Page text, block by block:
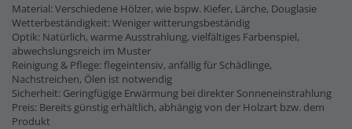
Material: Verschiedene Hölzer, wie bspw. Kiefer, Lärche, Douglasie
Wetterbeständigkeit: Weniger witterungsbeständig
Optik: Natürlich, warme Ausstrahlung, vielfältiges Farbenspiel,
abwechslungsreich im Muster
Reinigung & Pflege: flegeintensiv, anfällig für Schädlinge,
Nachstreichen, Ölen ist notwendig
Sicherheit: Geringfügige Erwärmung bei direkter Sonneneinstrahlung
Preis: Bereits günstig erhältlich, abhängig von der Holzart bzw. dem
Produkt